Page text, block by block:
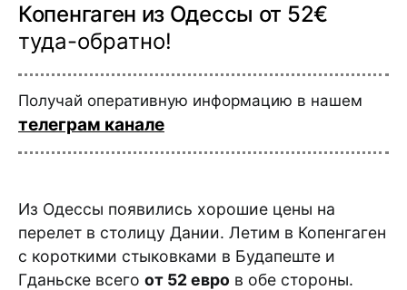
Копенгаген из Одессы от 52€
туда-обратно!
Получай оперативную информацию в нашем
телеграм канале
Из Одессы появились хорошие цены на
перелет в столицу Дании. Летим в Копенгаген
с короткими стыковками в Будапеште и
Гданьске всего от 52 евро в обе стороны.